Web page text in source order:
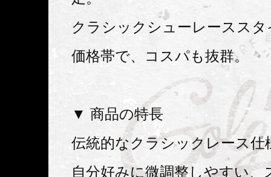
クラシックシューレースス
価格帯で、コスパも抜群。
▼ 商品の特長
伝統的なクラシックレース仕
自分好みに微調整しやすい、